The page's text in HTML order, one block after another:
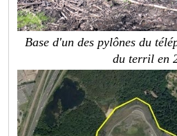
Base d'un des pylônes du
du terril en